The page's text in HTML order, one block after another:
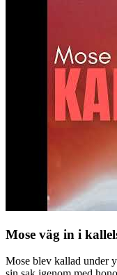
Mose väg in i
Mose blev kallad under